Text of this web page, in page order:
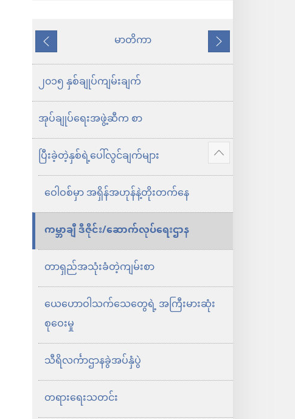
ရာ
ရွေးချယ်
စရာ
များ
၂၀၁၅
ယေ
ဟော
ဝါ
သက်သေ
တွေ
ရဲ့
နှစ်ချုပ်
စာအုပ်
နောက်သို့ မာတိကာ
ရှေ့
သို့
၂၀၁၅ နှစ်ချုပ်ကျမ်းချက်
အုပ်ချုပ်ရေးအဖွဲ့ဆီက စာ
ပြီးခဲ့တဲ့နှစ်ရဲ့ပေါ်လွင်ချက်များ
ပို
ပြ
ဝေါဝစ်မှာ အရှိန်အဟုန်နဲ့တိုးတက်နေ
ကမ္ဘာချီ ဒီဇိုင်း/ဆောက်လုပ်ရေးဌာန
တာရှည်အသုံးခံတဲ့ကျမ်းစာ
ယေဟောဝါသက်သေတွေရဲ့ အကြီးမားဆုံး
စုဝေးမှု
သီရိလင်္ကာဌာနခွဲအပ်နှံပွဲ
တရားရေးသတင်း